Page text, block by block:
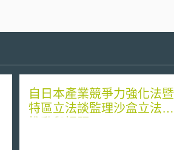
自日本產業競爭力強化法暨
特區立法談監理沙盒立法之